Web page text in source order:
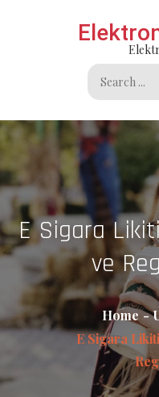
Search
for:
E Sigara
ve
Home
E Sigara